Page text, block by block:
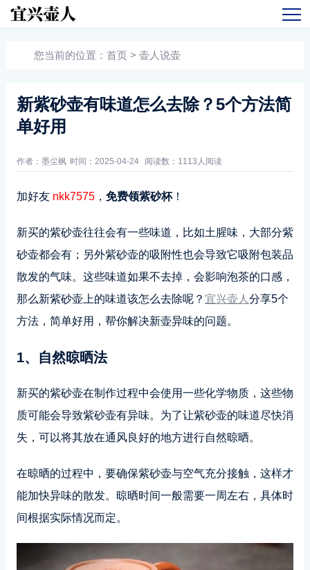
您当前的位置： 首页 > 壶人说壶
新紫砂壶有味道怎么去除？5个方法简
单好用
作者：墨尘枫 时间：2025-04-24 阅读数： 1113人阅读
加好友 nkk7575， 免费领紫砂杯！
新买的紫砂壶往往会有一些味道，比如土腥味，大部分紫
砂壶都会有；另外紫砂壶的吸附性也会导致它吸附包装品
散发的气味。这些味道如果不去掉，会影响泡茶的口感，
那么新紫砂壶上的味道该怎么去除呢？ 宜兴壶人 分享5个
方法，简单好用，帮你解决新壶异味的问题。
1、自然晾晒法
新买的紫砂壶在制作过程中会使用一些化学物质，这些物
质可能会导致紫砂壶有异味。为了让紫砂壶的味道尽快消
失，可以将其放在通风良好的地方进行自然晾晒。
在晾晒的过程中，要确保紫砂壶与空气充分接触，这样才
能加快异味的散发。晾晒时间一般需要一周左右，具体时
间根据实际情况而定。